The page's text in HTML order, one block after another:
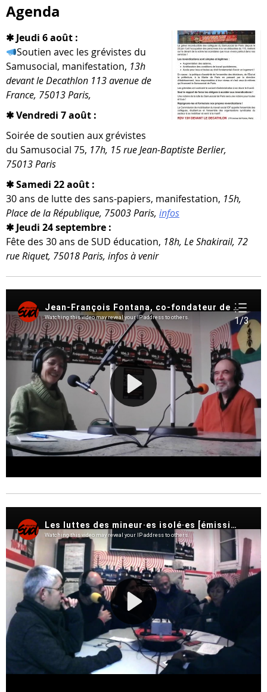
Agenda
✱ Jeudi 6 août :
Soutien avec les gré­vistes du
Samusocial, mani­fes­ta­tion, 13h
devant le Decathlon 113 ave­nue de
France, 75013 Paris,
✱ Vendredi 7 août :
Soirée de sou­tien aux gré­vistes
du Samusocial 75, 17h, 15 rue Jean-​Baptiste Berlier,
75013 Paris
✱ Samedi 22 août :
30 ans de lutte des sans-​papiers, mani­fes­ta­tion, 15h,
Place de la République, 75003 Paris, infos
✱ Jeudi 24 septembre :
Fête des 30 ans de SUD édu­ca­tion, 18h, Le Shakirail, 72
rue Riquet, 75018 Paris, infos à venir